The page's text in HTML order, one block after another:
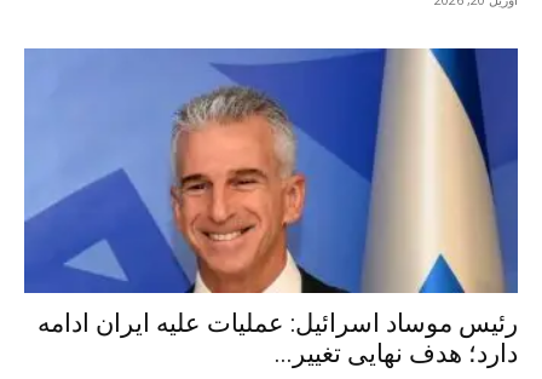
رئیس موساد اسرائیل: عملیات علیه ایران ادامه
دارد؛ هدف نهایی تغییر...